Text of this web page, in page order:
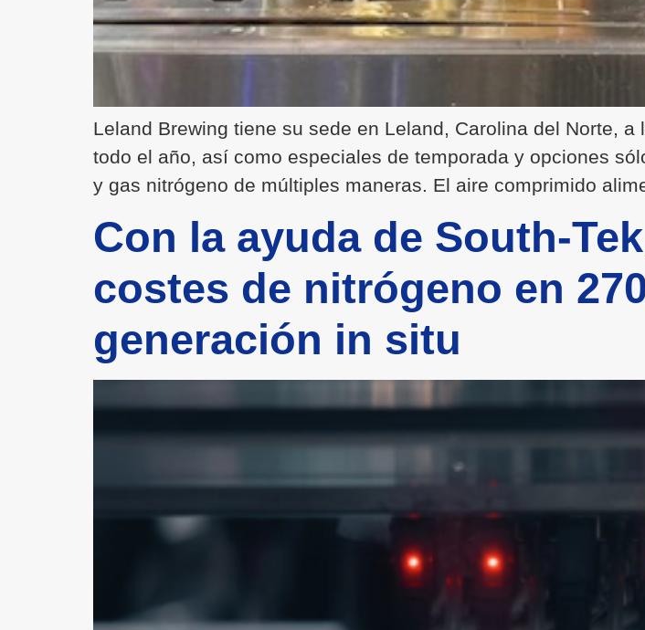
Leland Brewing tiene su sede en Leland, Carolina del Norte,
todo el año, así como especiales de temporada y opciones
y gas nitrógeno de múltiples maneras. El aire comprimido
Con la ayuda de South-
costes de nitrógeno en
generación in situ